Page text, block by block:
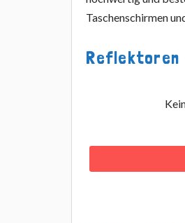
Taschenschirmen
Reflektoren